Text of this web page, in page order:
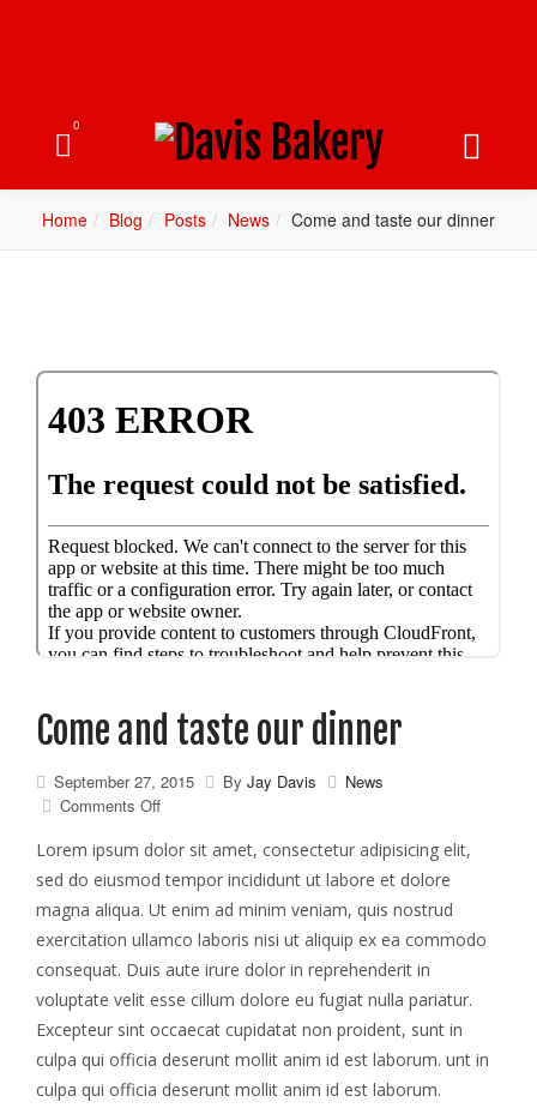
0
Home Blog Posts News Come and taste our dinner
Come and taste our dinner
September 27, 2015 By Jay Davis
News
Comments Offon
and
taste
our
dinner
Lorem ipsum dolor sit amet, consectetur adipisicing elit,
sed do eiusmod tempor incididunt ut labore et dolore
magna aliqua. Ut enim ad minim veniam, quis nostrud
exercitation ullamco laboris nisi ut aliquip ex ea commodo
consequat. Duis aute irure dolor in reprehenderit in
voluptate velit esse cillum dolore eu fugiat nulla pariatur.
Excepteur sint occaecat cupidatat non proident, sunt in
culpa qui officia deserunt mollit anim id est laborum. unt in
culpa qui officia deserunt mollit anim id est laborum.